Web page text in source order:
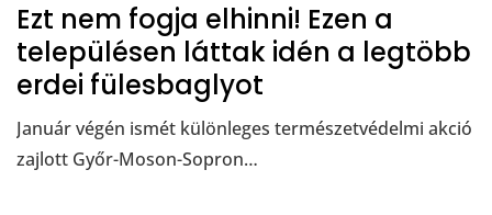
Ezt nem fogja elhinni! Ezen a
településen láttak idén a legtöbb
erdei fülesbaglyot
Január végén ismét különleges természetvédelmi akció
zajlott Győr-Moson-Sopron…